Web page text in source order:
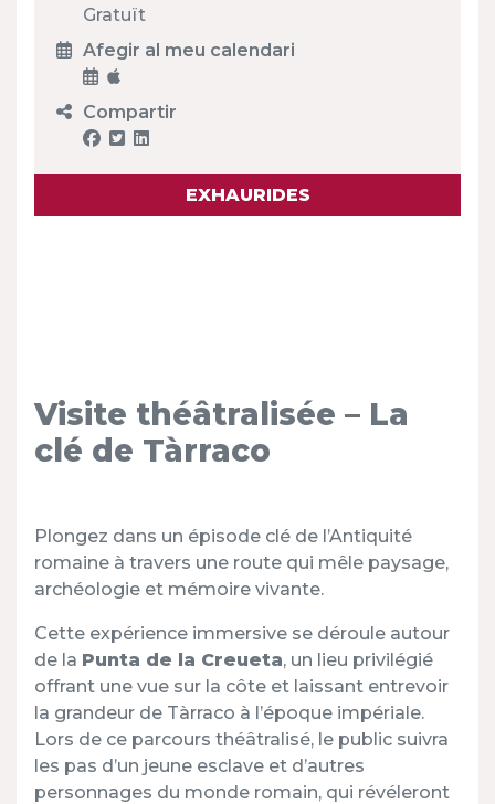
Gratuït
Afegir al meu calendari
Compartir
EXHAURIDES
Visite théâtralisée – La
clé de Tàrraco
Plongez dans un épisode clé de l’Antiquité
romaine à travers une route qui mêle paysage,
archéologie et mémoire vivante.
Cette expérience immersive se déroule autour
de la Punta de la Creueta, un lieu privilégié
offrant une vue sur la côte et laissant entrevoir
la grandeur de Tàrraco à l’époque impériale.
Lors de ce parcours théâtralisé, le public suivra
les pas d’un jeune esclave et d’autres
personnages du monde romain, qui révéleront